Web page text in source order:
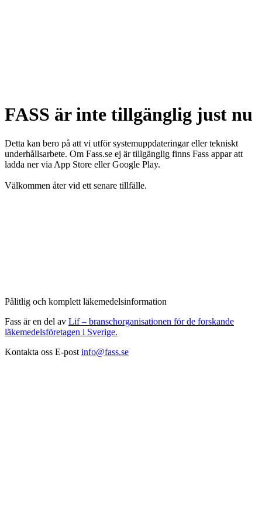
FASS är inte tillgänglig just nu
Detta kan bero på att vi utför systemuppdateringar eller tekniskt
underhållsarbete. Om Fass.se ej är tillgänglig finns Fass appar att
ladda ner via App Store eller Google Play.
Välkommen åter vid ett senare tillfälle.
Pålitlig och komplett läkemedelsinformation
Fass är en del av Lif – branschorganisationen för de forskande
läkemedelsföretagen i Sverige.
Kontakta oss E-post info@fass.se